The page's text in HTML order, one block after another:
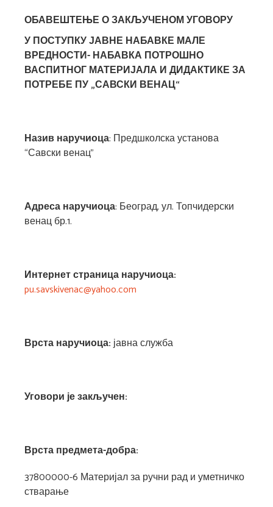
ОБАВЕШТЕЊЕ О ЗАКЉУЧЕНОМ УГОВОРУ
У ПОСТУПКУ ЈАВНЕ НАБАВКЕ МАЛЕ
ВРЕДНОСТИ- НАБАВКА ПОТРОШНО
ВАСПИТНОГ МАТЕРИЈАЛА И ДИДАКТИКЕ ЗА
ПОТРЕБЕ ПУ „САВСКИ ВЕНАЦ“
Назив наручиоца: Предшколска установа
“Савски венац”
Адреса наручиоца: Београд, ул. Топчидерски
венац бр.1.
Интернет страница наручиоца:
pu.savskivenac@yahoo.com
Врста наручиоца:јавна служба
Уговори је закључен:
Врста предмета-добра:
37800000-6 Материјал за ручни рад и уметничко
стварање